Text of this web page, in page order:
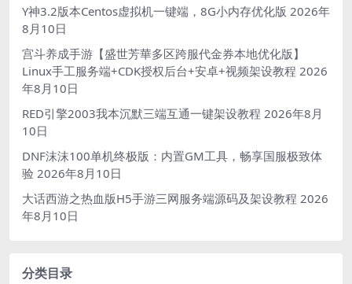
Y神3.2版本Centos虚拟机一键端，8G小内存优化版 2026年
8月10日
宫斗养成手游【盛世芳華多区跨服代金券本地优化版】
Linux手工服务端+CDK授权后台+安卓+视频架设教程 2026
年8月10日
RED引擎2003我本沉默三端互通一键架设教程 2026年8月
10日
DNF沫沫100单机终极版：内置GM工具，畅享国服极致体
验 2026年8月10日
大话西游之热血版H5手游三网服务端源码及架设教程 2026
年8月10日
分类目录